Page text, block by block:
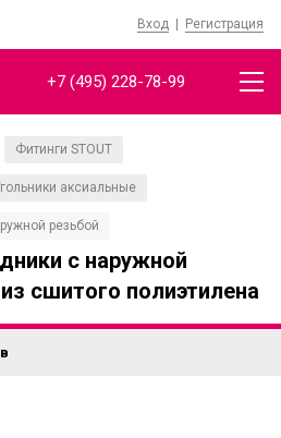
Вход | Регистрация
+7 (495) 228-78-99
Фитинги STOUT
аксиальные
резьбой
с наружной
сшитого полиэтилена